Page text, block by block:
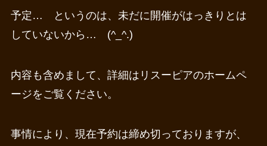
予定… というのは、未だに開催がはっきりとは
していないから… (^_^.)
内容も含めまして、詳細はリスーピアのホームペ
ージをご覧ください。
事情により、現在予約は締め切っておりますが、